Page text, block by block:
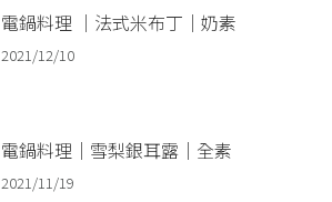
電鍋料理 ｜法式米布丁｜奶素
2021/12/10
電鍋料理｜雪梨銀耳露｜全素​ ​
2021/11/19